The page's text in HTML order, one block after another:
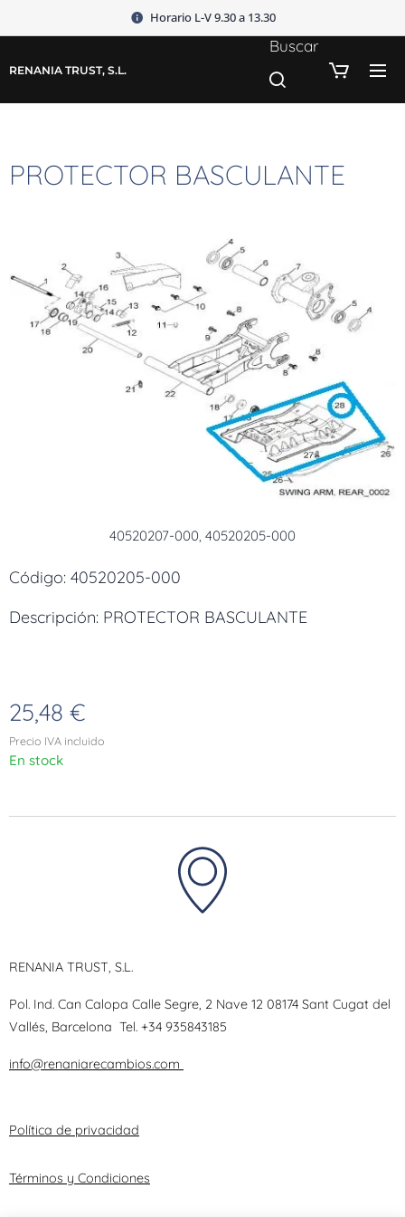
Horario L-V 9.30 a 13.30
RENANIA TRUST, S.L.
Buscar
PROTECTOR BASCULANTE
40520207-000, 40520205-000
Código: 40520205-000
Descripción: PROTECTOR BASCULANTE
25,48 €
Precio IVA incluido
En stock
RENANIA TRUST, S.L.
Pol. Ind. Can Calopa Calle Segre, 2 Nave 12 08174 Sant Cugat del
Vallés, Barcelona Tel. +34 935843185
info@renaniarecambios.com
Política de privacidad
Términos y Condiciones